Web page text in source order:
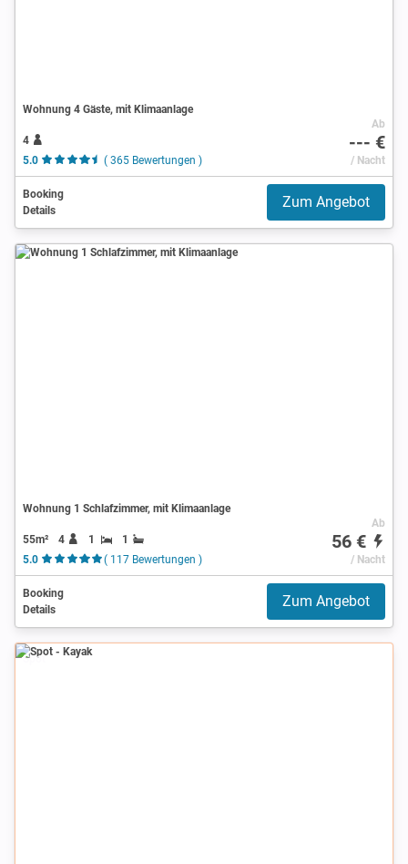
Wohnung 4 Gäste, mit Klimaanlage
4
5.0
( 365 Bewertungen )
Ab
--- €
/ Nacht
Booking
Details
Zum Angebot
Wohnung 1 Schlafzimmer, mit Klimaanlage
55m² 4 1
1
5.0
( 117 Bewertungen )
Ab
56 €
/ Nacht
Booking
Details
Zum Angebot
Spot